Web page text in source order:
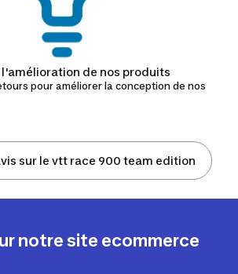
de nos produits
pour améliorer la conception de nos
sur le vtt race 900 team edition
notre site ecommerce